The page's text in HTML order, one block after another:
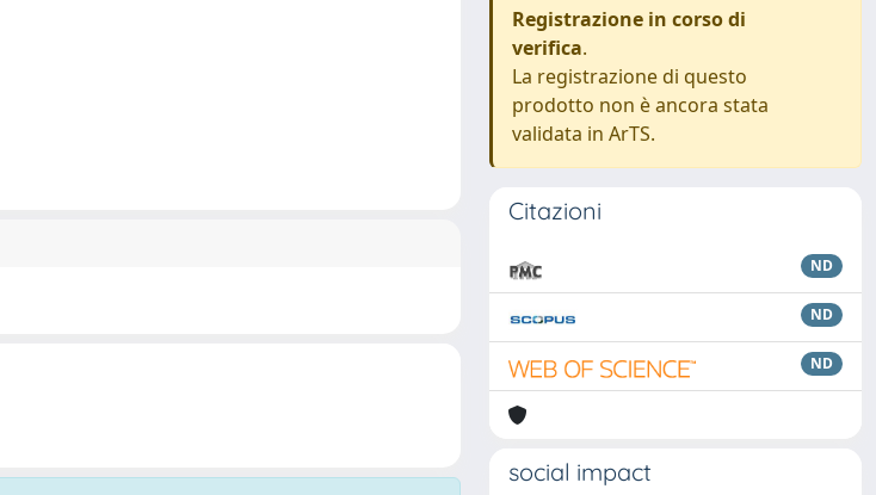
Registrazione in corso di
verifica.
La registrazione di questo
prodotto non è ancora stata
validata in ArTS.
Citazioni
ND
ND
ND
social impact